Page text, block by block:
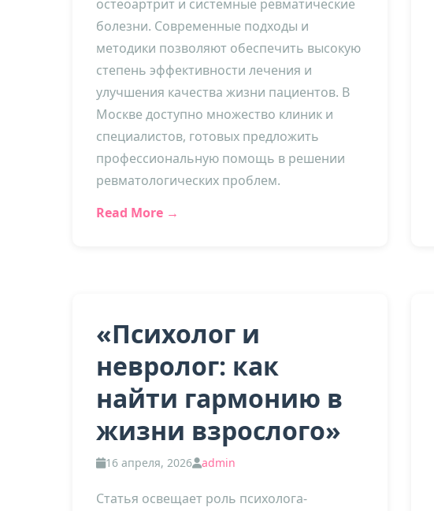
остеоартрит и системные ревматические
болезни. Современные подходы и
методики позволяют обеспечить высокую
степень эффективности лечения и
улучшения качества жизни пациентов. В
Москве доступно множество клиник и
специалистов, готовых предложить
профессиональную помощь в решении
ревматологических проблем.
Read More →
«Психолог и
невролог: как
найти гармонию в
жизни взрослого»
16 апреля, 2026 admin
Статья освещает роль психолога-